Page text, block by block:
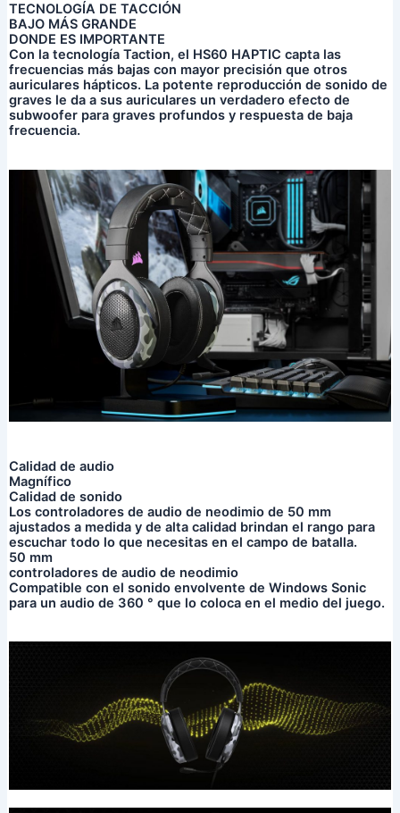
TECNOLOGÍA DE TACCIÓN
BAJO MÁS GRANDE
DONDE ES IMPORTANTE
Con la tecnología Taction, el HS60 HAPTIC capta las
frecuencias más bajas con mayor precisión que otros
auriculares hápticos. La potente reproducción de sonido de
graves le da a sus auriculares un verdadero efecto de
subwoofer para graves profundos y respuesta de baja
frecuencia.
Calidad de audio
Magnífico
Calidad de sonido
Los controladores de audio de neodimio de 50 mm
ajustados a medida y de alta calidad brindan el rango para
escuchar todo lo que necesitas en el campo de batalla.
50 mm
controladores de audio de neodimio
Compatible con el sonido envolvente de Windows Sonic
para un audio de 360 ​​° que lo coloca en el medio del juego.